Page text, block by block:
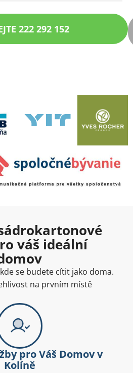
222 292 152
váš ideální
se budete cítit jako doma.
na prvním místě
pro Váš Domov v
Kolíně